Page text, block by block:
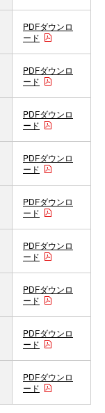
PDFダウンロ
ード
PDFダウンロ
ード
PDFダウンロ
ード
PDFダウンロ
ード
PDFダウンロ
ード
PDFダウンロ
ード
PDFダウンロ
ード
PDFダウンロ
ード
PDFダウンロ
ード